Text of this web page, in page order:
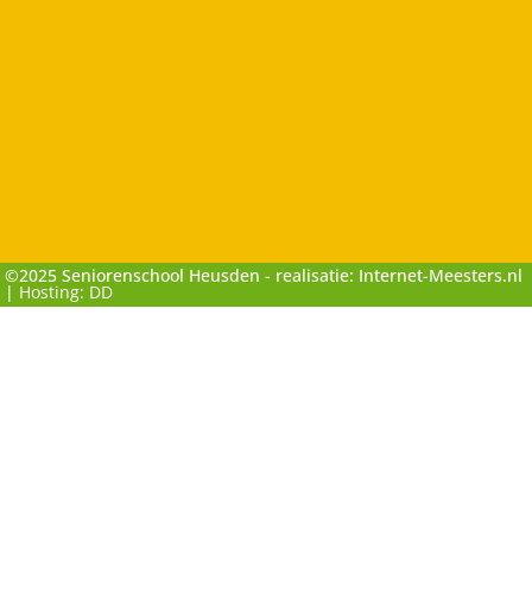
©2025 Seniorenschool Heusden - realisatie: Internet-Meesters.nl
| Hosting: DD